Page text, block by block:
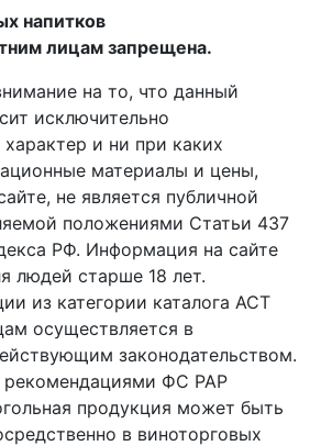
напитков
лицам запрещена.
на то, что данный
исключительно
и ни при каких
материалы и цены,
не является публичной
положениями Статьи 437
РФ. Информация на сайте
людей старше 18 лет.
из категории каталога АСТ
осуществляется в
законодательством.
рекомендациями ФС РАР
продукция может быть
в виноторговых